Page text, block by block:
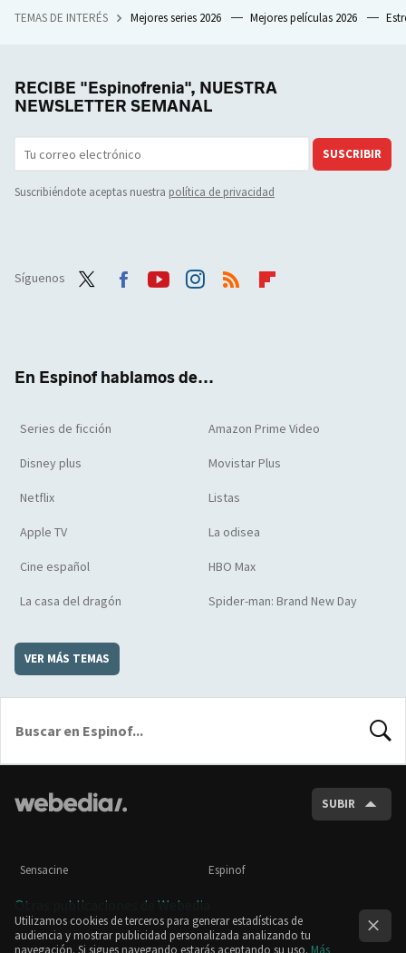
TEMAS DE INTERÉS Mejores series 2026 Mejores películas 2026
RECIBE "Espinofrenia", NUESTRA
NEWSLETTER SEMANAL
SUSCRIBIR
Suscribiéndote aceptas nuestra política de privacidad
Síguenos
En Espinof hablamos de...
Series de ficción Amazon Prime Video
Disney plus Movistar Plus
Netflix Listas
Apple TV La odisea
Cine español HBO Max
La casa del dragón Spider-man: Brand New Day
VER MÁS TEMAS
SUBIR
Sensacine Espinof
Otras publicaciones de Webedia
Utilizamos cookies de terceros para generar estadísticas de
audiencia y mostrar publicidad personalizada analizando tu
navegación. Si sigues navegando estarás aceptando su uso. Más